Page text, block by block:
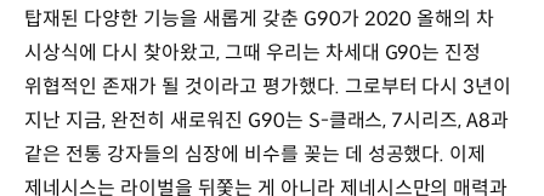
탑재된 다양한 기능을 새롭게 갖춘 G90가 2020 올해의 차
시상식에 다시 찾아왔고, 그때 우리는 차세대 G90는 진정
위협적인 존재가 될 것이라고 평가했다. 그로부터 다시 3년이
지난 지금, 완전히 새로워진 G90는 S-클래스, 7시리즈, A8과
같은 전통 강자들의 심장에 비수를 꽂는 데 성공했다. 이제
제네시스는 라이벌을 뒤쫓는 게 아니라 제네시스만의 매력과